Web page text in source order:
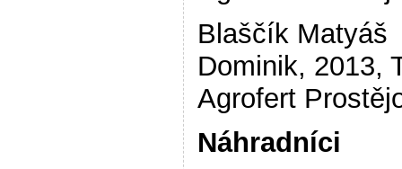
Blaščík Matyáš
Dominik, 2013,
Agrofert
Náhradníci